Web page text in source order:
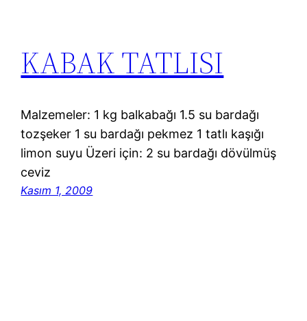
KABAK TATLISI
Malzemeler: 1 kg balkabağı 1.5 su bardağı
tozşeker 1 su bardağı pekmez 1 tatlı kaşığı
limon suyu Üzeri için: 2 su bardağı dövülmüş
ceviz
Kasım 1, 2009